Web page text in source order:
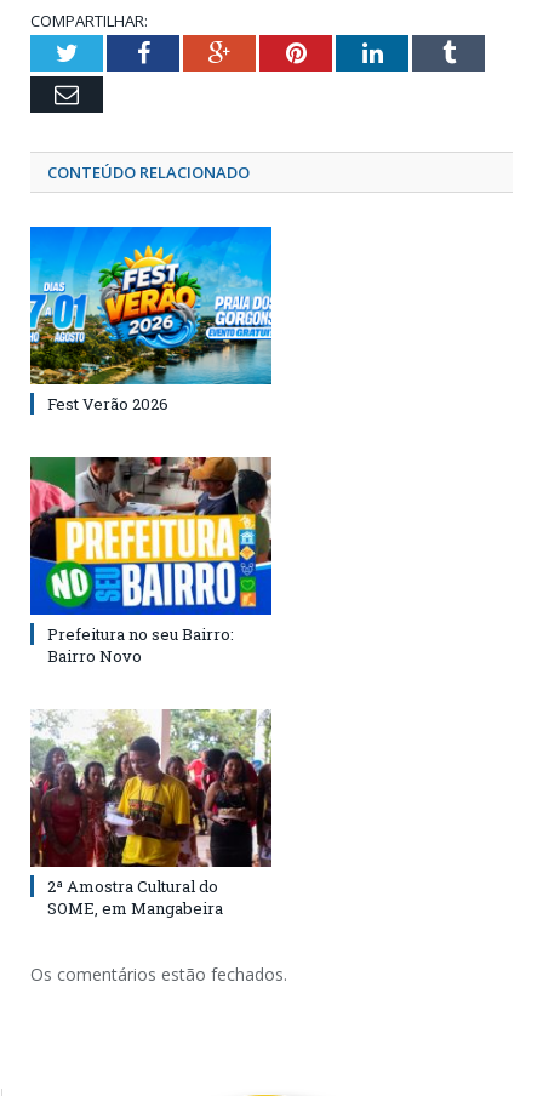
COMPARTILHAR:
TwitterFacebookGoogle+PinterestLinkedInTumblr
Email
CONTEÚDO RELACIONADO
Fest Verão 2026
Prefeitura no seu Bairro:
Bairro Novo
2ª Amostra Cultural do
SOME, em Mangabeira
Os comentários estão fechados.